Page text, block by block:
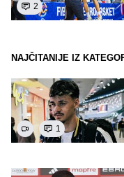
2
NAJČITANIJE IZ
1